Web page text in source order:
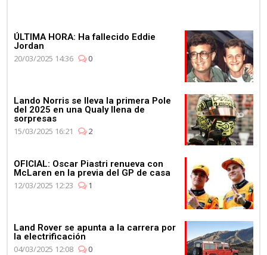
ÚLTIMA HORA: Ha fallecido Eddie
Jordan
20/03/2025 14:36
0
Lando Norris se lleva la primera Pole
del 2025 en una Qualy llena de
sorpresas
15/03/2025 16:21
2
OFICIAL: Oscar Piastri renueva con
McLaren en la previa del GP de casa
12/03/2025 12:23
1
Land Rover se apunta a la carrera por
la electrificación
04/03/2025 12:08
0